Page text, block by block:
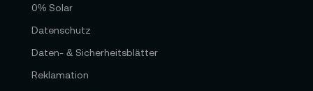
0% Solar
Datenschutz
Daten- & Sicherheitsblätter
Reklamation